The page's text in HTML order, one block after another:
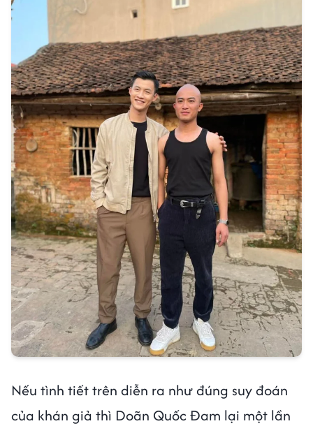
Nếu tình tiết trên diễn ra như đúng suy đoán
của khán giả thì Doãn Quốc Đam lại một lần